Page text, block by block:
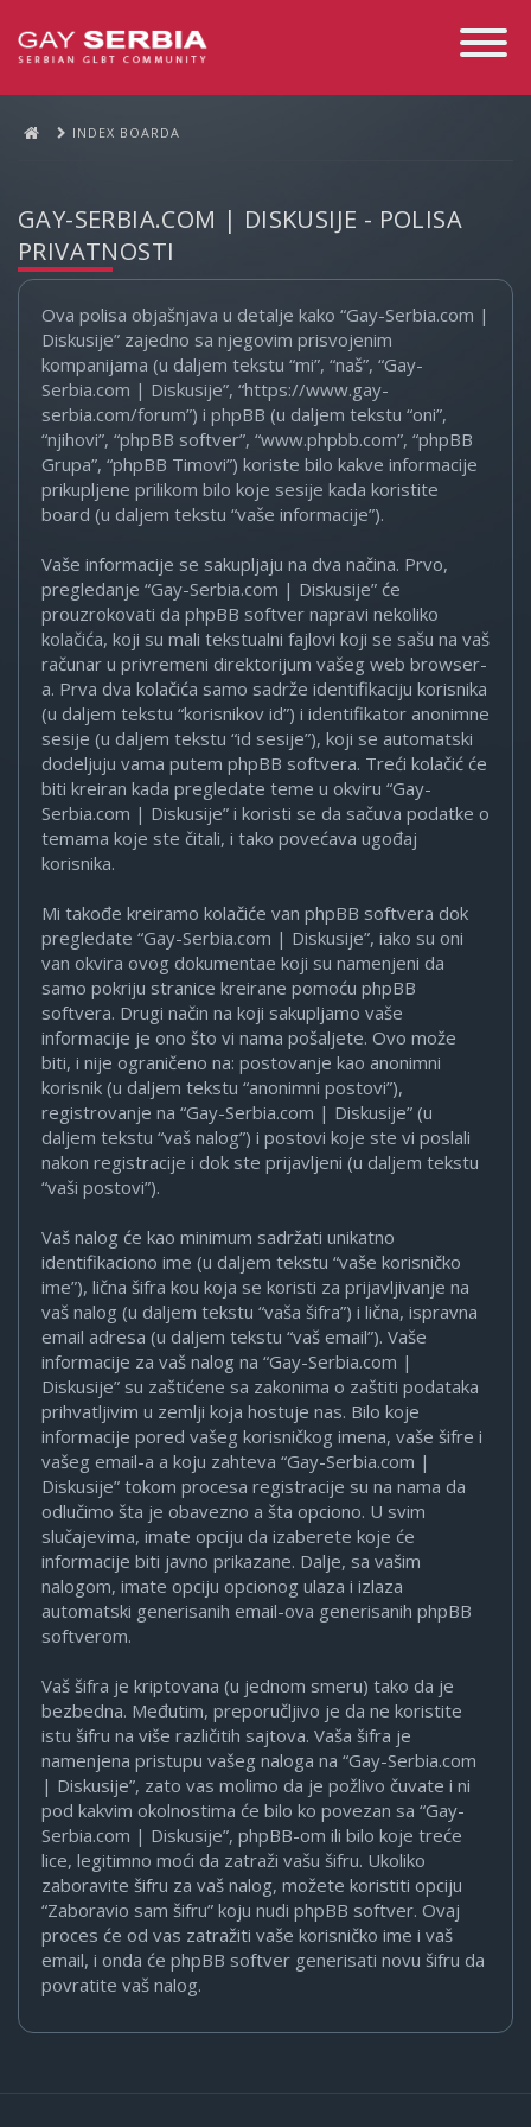
Toggle
INDEX BOARDA
GAY-SERBIA.COM | DISKUSIJE - POLISA
PRIVATNOSTI
Ova polisa objašnjava u detalje kako “Gay-Serbia.com |
Diskusije” zajedno sa njegovim prisvojenim
kompanijama (u daljem tekstu “mi”, “naš”, “Gay-
Serbia.com | Diskusije”, “https://www.gay-
serbia.com/forum”) i phpBB (u daljem tekstu “oni”,
“njihovi”, “phpBB softver”, “www.phpbb.com”, “phpBB
Grupa”, “phpBB Timovi”) koriste bilo kakve informacije
prikupljene prilikom bilo koje sesije kada koristite
board (u daljem tekstu “vaše informacije”).
Vaše informacije se sakupljaju na dva načina. Prvo,
pregledanje “Gay-Serbia.com | Diskusije” će
prouzrokovati da phpBB softver napravi nekoliko
kolačića, koji su mali tekstualni fajlovi koji se sašu na vaš
računar u privremeni direktorijum vašeg web browser-
a. Prva dva kolačića samo sadrže identifikaciju korisnika
(u daljem tekstu “korisnikov id”) i identifikator anonimne
sesije (u daljem tekstu “id sesije”), koji se automatski
dodeljuju vama putem phpBB softvera. Treći kolačić će
biti kreiran kada pregledate teme u okviru “Gay-
Serbia.com | Diskusije” i koristi se da sačuva podatke o
temama koje ste čitali, i tako povećava ugođaj
korisnika.
Mi takođe kreiramo kolačiće van phpBB softvera dok
pregledate “Gay-Serbia.com | Diskusije”, iako su oni
van okvira ovog dokumentae koji su namenjeni da
samo pokriju stranice kreirane pomoću phpBB
softvera. Drugi način na koji sakupljamo vaše
informacije je ono što vi nama pošaljete. Ovo može
biti, i nije ograničeno na: postovanje kao anonimni
korisnik (u daljem tekstu “anonimni postovi”),
registrovanje na “Gay-Serbia.com | Diskusije” (u
daljem tekstu “vaš nalog”) i postovi koje ste vi poslali
nakon registracije i dok ste prijavljeni (u daljem tekstu
“vaši postovi”).
Vaš nalog će kao minimum sadržati unikatno
identifikaciono ime (u daljem tekstu “vaše korisničko
ime”), lična šifra kou koja se koristi za prijavljivanje na
vaš nalog (u daljem tekstu “vaša šifra”) i lična, ispravna
email adresa (u daljem tekstu “vaš email”). Vaše
informacije za vaš nalog na “Gay-Serbia.com |
Diskusije” su zaštićene sa zakonima o zaštiti podataka
prihvatljivim u zemlji koja hostuje nas. Bilo koje
informacije pored vašeg korisničkog imena, vaše šifre i
vašeg email-a a koju zahteva “Gay-Serbia.com |
Diskusije” tokom procesa registracije su na nama da
odlučimo šta je obavezno a šta opciono. U svim
slučajevima, imate opciju da izaberete koje će
informacije biti javno prikazane. Dalje, sa vašim
nalogom, imate opciju opcionog ulaza i izlaza
automatski generisanih email-ova generisanih phpBB
softverom.
Vaš šifra je kriptovana (u jednom smeru) tako da je
bezbedna. Međutim, preporučljivo je da ne koristite
istu šifru na više različitih sajtova. Vaša šifra je
namenjena pristupu vašeg naloga na “Gay-Serbia.com
| Diskusije”, zato vas molimo da je požlivo čuvate i ni
pod kakvim okolnostima će bilo ko povezan sa “Gay-
Serbia.com | Diskusije”, phpBB-om ili bilo koje treće
lice, legitimno moći da zatraži vašu šifru. Ukoliko
zaboravite šifru za vaš nalog, možete koristiti opciju
“Zaboravio sam šifru” koju nudi phpBB softver. Ovaj
proces će od vas zatražiti vaše korisničko ime i vaš
email, i onda će phpBB softver generisati novu šifru da
povratite vaš nalog.